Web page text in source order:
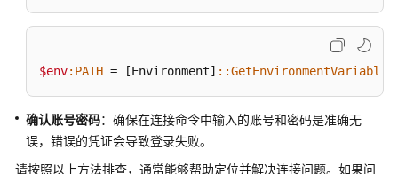
MgC
Edge）
机
有
哪
$env:PATH = [Environment] : :GetEnvironmentVariable
确认账号密码：确保在连接命令中输入的账号和密码是准确无
误，错误的凭证会导致登录失败。
请按照以上方法排查，通常能够帮助定位并解决连接问题。如果问